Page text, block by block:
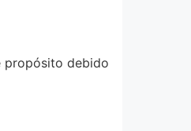
propósito debido